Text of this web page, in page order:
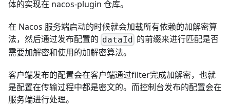
体的实现在 nacos-plugin 仓库。
在 Nacos 服务端启动的时候就会加载所有依赖的加解密算
法，然后通过发布配置的 dataId 的前缀来进行匹配是否
需要加解密和使用的加解密算法。
客户端发布的配置会在客户端通过filter完成加解密，也就
是配置在传输过程中都是密文的。而控制台发布的配置会在
服务端进行处理。